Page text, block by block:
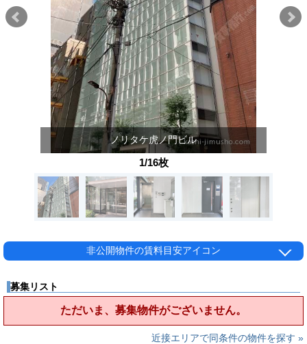
ノリタケ虎ノ門ビル
1/16枚
非公開物件の賃料目安アイコン
募集リスト
ただいま、募集物件がございません。
近接エリアで同条件の物件を探す »